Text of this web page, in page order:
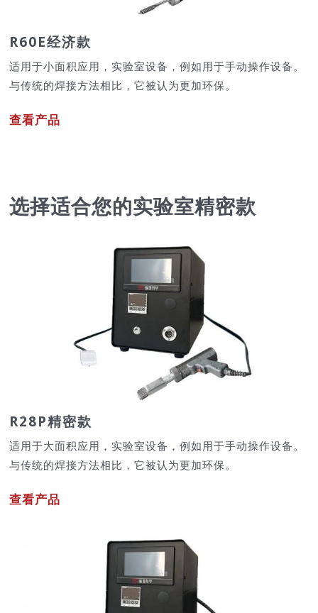
R60E经济款
适用于小面积应用，实验室设备，例如用于手动操作设备。
与传统的焊接方法相比，它被认为更加环保。
查看产品
选择适合您的实验室精密款
R28P精密款
适用于大面积应用，实验室设备，例如用于手动操作设备。
与传统的焊接方法相比，它被认为更加环保。
查看产品